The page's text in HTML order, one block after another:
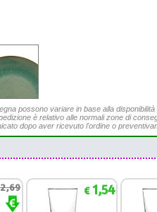
possono variare in base alla
è relativo alle normali zone di
dopo aver ricevuto l'ordine o
2,69 €1,54